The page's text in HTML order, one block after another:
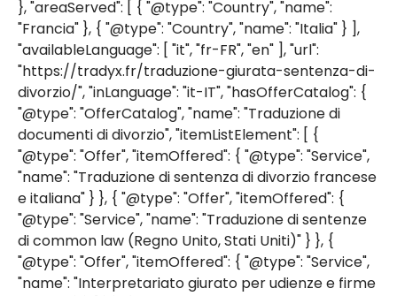
}, "areaServed": [ { "@type": "Country", "name":
"Francia" }, { "@type": "Country", "name": "Italia" } ],
"availableLanguage": [ "it", "fr-FR", "en" ], "url":
"https://tradyx.fr/traduzione-giurata-sentenza-di-
divorzio/", "inLanguage": "it-IT", "hasOfferCatalog": {
"@type": "OfferCatalog", "name": "Traduzione di
documenti di divorzio", "itemListElement": [ {
"@type": "Offer", "itemOffered": { "@type": "Service",
"name": "Traduzione di sentenza di divorzio francese
e italiana" } }, { "@type": "Offer", "itemOffered": {
"@type": "Service", "name": "Traduzione di sentenze
di common law (Regno Unito, Stati Uniti)" } }, {
"@type": "Offer", "itemOffered": { "@type": "Service",
"name": "Interpretariato giurato per udienze e firme